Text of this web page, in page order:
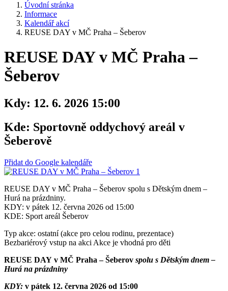
Úvodní stránka
Informace
Kalendář akcí
REUSE DAY v MČ Praha – Šeberov
REUSE DAY v MČ Praha –
Šeberov
Kdy: 12. 6. 2026 15:00
Kde: Sportovně oddychový areál v
Šeberově
Přidat do Google kalendáře
REUSE DAY v MČ Praha – Šeberov spolu s Dětským dnem –
Hurá na prázdniny.
KDY: v pátek 12. června 2026 od 15:00
KDE: Sport areál Šeberov
Typ akce: ostatní (akce pro celou rodinu, prezentace)
Bezbariérový vstup na akci Akce je vhodná pro děti
REUSE DAY v MČ Praha – Šeberov spolu s Dětským dnem –
Hurá na prázdniny
KDY: v pátek 12. června 2026 od 15:00